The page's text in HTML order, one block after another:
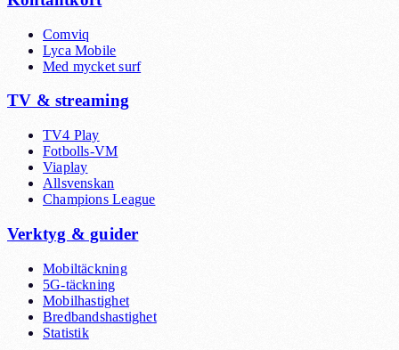
Comviq
Lyca Mobile
Med mycket surf
TV & streaming
TV4 Play
Fotbolls-VM
Viaplay
Allsvenskan
Champions League
Verktyg & guider
Mobiltäckning
5G-täckning
Mobilhastighet
Bredbandshastighet
Statistik